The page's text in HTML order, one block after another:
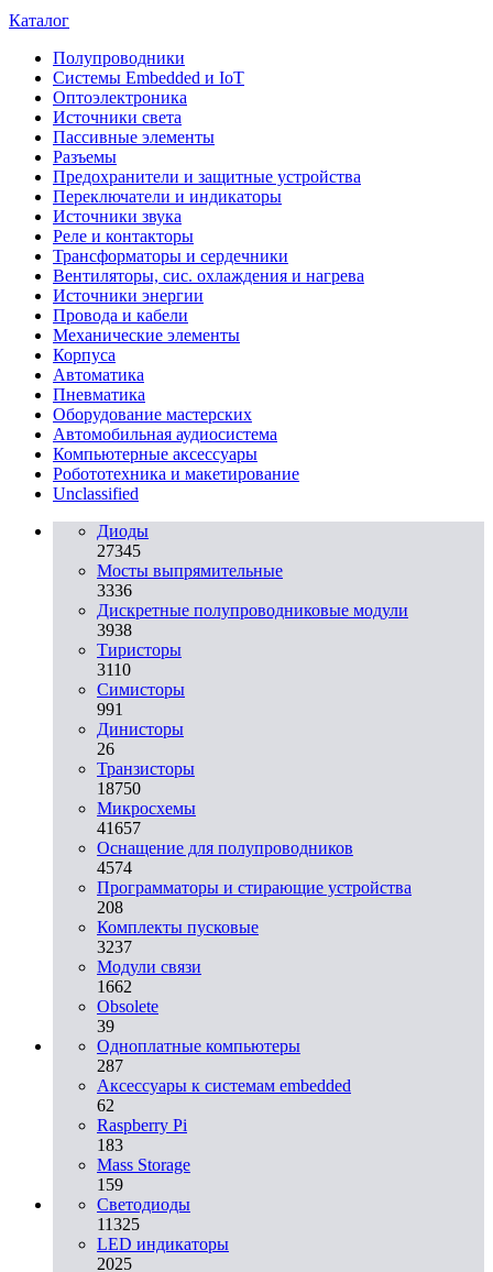
Каталог
Полупроводники
Системы Embedded и IoT
Oптоэлектроника
Источники света
Пассивные элементы
Разъeмы
Предохранители и защитные устройства
Переключатели и индикаторы
Источники звука
Реле и контакторы
Трансформаторы и сердечники
Вентиляторы, сис. охлаждения и нагрева
Источники энергии
Провода и кабели
Механические элементы
Корпуса
Автоматика
Пневматика
Оборудование мастерских
Автомобильная аудиосистема
Компьютерные аксессуары
Робототехника и макетирование
Unclassified
Диоды
27345
Мосты выпрямительные
3336
Дискретные полупроводниковые модули
3938
Тиристоры
3110
Симисторы
991
Динисторы
26
Транзисторы
18750
Микросхемы
41657
Оснащение для полупроводников
4574
Программаторы и стирающие устройства
208
Комплекты пусковые
3237
Модули связи
1662
Obsolete
39
Одноплатные компьютеры
287
Аксессуары к системам embedded
62
Raspberry Pi
183
Mass Storage
159
Светодиоды
11325
LED индикаторы
2025